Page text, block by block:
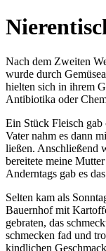
Nach dem Zweiten
wurde durch
hielten sich in ihrem
Antibiotika oder
Ein Stück Fleisch gab
Vater nahm es dann
ließen. Anschließend
bereitete meine
Anderntags gab es
Selten kam als
Bauernhof mit
gebraten, das
schmecken fad und
kindlichen